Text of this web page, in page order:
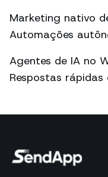
Marketing nativo
Automações
Agentes de IA no
Respostas rápidas